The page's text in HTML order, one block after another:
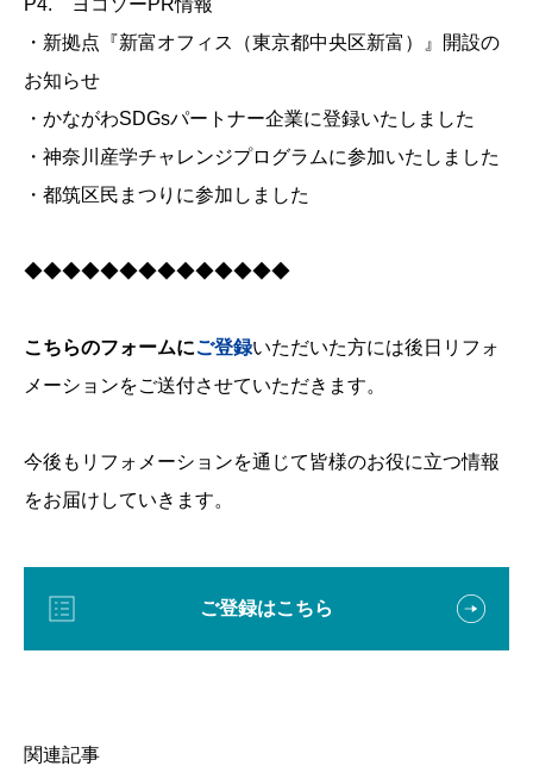
・新拠点『新富オフィス（東京都中央区新富）』開設の
お知らせ
・かながわSDGsパートナー企業に登録いたしました
・神奈川産学チャレンジプログラムに参加いたしました
・都筑区民まつりに参加しました
◆◆◆◆◆◆◆◆◆◆◆◆◆◆
こちらのフォームにご登録いただいた方には後日リフォ
メーションをご送付させていただきます。
今後もリフォメーションを通じて皆様のお役に立つ情報
をお届けしていきます。
ご登録はこちら
関連記事